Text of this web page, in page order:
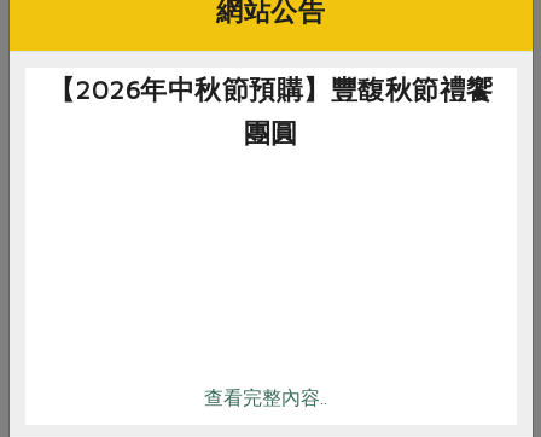
網站公告
【2026年中秋節預購】豐馥秋節禮饗
團圓
查看完整內容..